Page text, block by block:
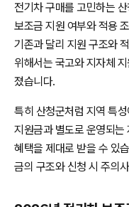
전기차 구매를 고민하는
보조금 지원 여부와 적용
기존과 달리 지원 구조와
위해서는 국고와 지자체
졌습니다.
특히 산청군처럼 지역 특
지원금과 별도로 운영되는
혜택을 제대로 받을 수 있
금의 구조와 신청 시 주의